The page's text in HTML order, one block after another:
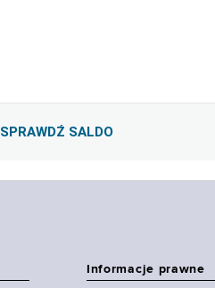
SPRAWDŹ SALDO
Informacje prawne